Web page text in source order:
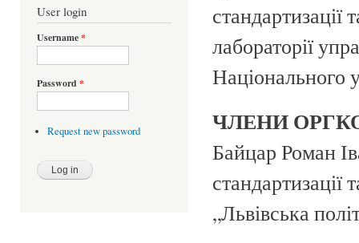
User login
Username*
Password *
Request new password
стандартизації
лабораторії
Національного
ЧЛЕНИ
Байцар Роман
стандартизації
„Львівська